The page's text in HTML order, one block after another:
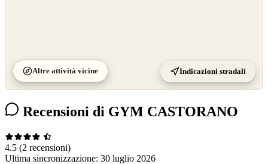
Altre attività vicine Indicazioni stradali
Recensioni di GYM CASTORANO
4.5 (2 recensioni)
Ultima sincronizzazione: 30 luglio 2026